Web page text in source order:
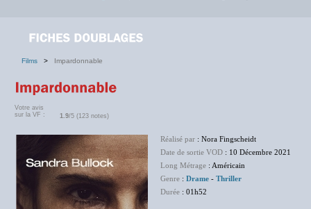
Films > Impardonnable
Votre avis
sur la VF :
1.9/5 (123 notes)
Réalisé par : Nora Fingscheidt
Date de sortie VOD : 10 Décembre 2021
Long Métrage : Américain
Genre : Drame - Thriller
Durée : 01h52